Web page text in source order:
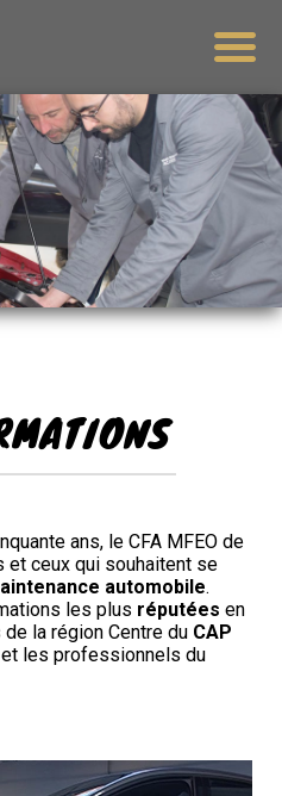
ans, le CFA MFEO de
et ceux qui souhaitent se
automobile.
les plus réputées en
la région Centre du CAP
et les professionnels du